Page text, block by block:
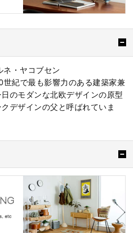
・ヤコブセン
紀で最も影響力のある建築家兼
のモダンな北欧デザインの原型
デザインの父と呼ばれていま